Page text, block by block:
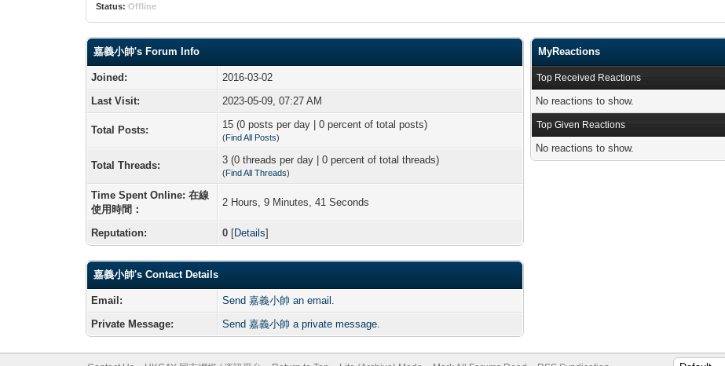
Status: Offline
嘉義小帥's Forum Info
Joined:
2016-03-02
Last Visit:
2023-05-09, 07:27 AM
Total Posts: 15 (0 posts per day | 0 percent of total posts)
(Find All Posts)
Total Threads: 3 (0 threads per day | 0 percent of total threads)
(Find All Threads)
Time Spent Online: 在線
使用時間：
2 Hours, 9 Minutes, 41 Seconds
Reputation: 0 [Details]
嘉義小帥's Contact Details
Email:
Send 嘉義小帥 an email.
Private Message:
Send 嘉義小帥 a private message.
MyReactions
Top Received Reactions
No reactions to show.
Top Given Reactions
No reactions to show.